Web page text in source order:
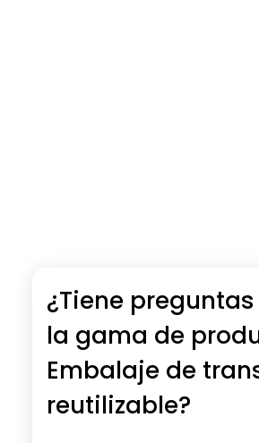
¿Tiene
la gama de
Embalaje de
reutilizable?